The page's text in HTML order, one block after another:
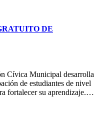
DE
Cívica Municipal desarrolla
de estudiantes de nivel
fortalecer su aprendizaje.…